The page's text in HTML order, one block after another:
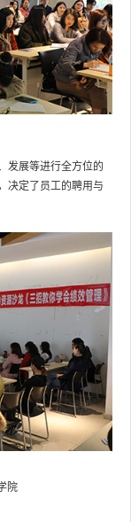
发展等进行全方位的
决定了员工的聘用与
院